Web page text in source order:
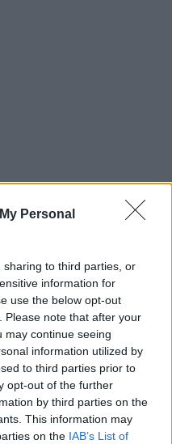
Personal
to third parties, or
information for
use the below opt-out
Please note that after your
may continue seeing
information utilized by
to third parties prior to
opt-out of the further
by third parties on the
This information may
on the IAB’s List of